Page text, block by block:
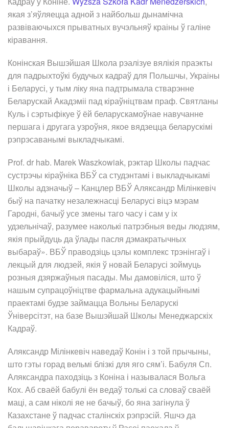
якая з’яўляецца адной з найбольш дынамічна
развіваючыхся прыватных вучэльняў краіны ў галіне
кіравання.
Конінская Вышэйшая Школа рэалізуе вялікія праэкты
для падрыхтоўкі будучых кадраў для Польшчы, Украіны
і Беларусі, у тым ліку яна падтрымала стварэнне
Беларускай Акадэміі пад кіраўніцтвам праф. Святланы
Куль і сэртыфікуе ў ёй беларускамоўнае навучанне
першага і другага узроўня, якое вядзецца беларускімі
рэпрэсаванымі выкладчыкамі.
Prof. dr hab. Marek Waszkowiak, рэктар Школы падчас
сустрэчы кіраўніка ВБЎ са студэнтамі і выкладчыкамі
Школы адзначыў – Канцлер ВБЎ Аляксандр Мілінкевіч
быў на пачатку незалежнасці Беларусі віцэ мэрам
Гародні, бачыў усе змены таго часу і сам у іх
удзельнічаў, разумее наколькі патрэбныя веды людзям,
якія прыйдуць да ўлады пасля дэмакратычных
выбараў». ВБЎ праводзіць цэлы комплекс трэнінгаў і
лекцый для людзей, якія ў новай Беларусі зоймуць
розныя дзяржаўныя пасады. Мы дамовіліся, што ў
нашым супрацоўніцтве фармальна адукацыйнымі
праектамі будзе займацца Вольны Беларускі
Ўніверсітэт, на базе Вышэйшай Школы Менеджарскіх
Кадраў.
Аляксандр Мілінкевіч наведаў Конін і з той прычыны,
што гэты горад вельмі блізкі для яго сям’і. Бабуля Сп.
Аляксандра паходзіць з Коніна і называлася Вольга
Кох. Аб сваёй бабулі ён ведаў толькі са словаў сваёй
маці, а сам ніколі яе не бачыў, бо яна загінула ў
Казахстане ў падчас сталінскіх рэпрэсій. Яшчэ да